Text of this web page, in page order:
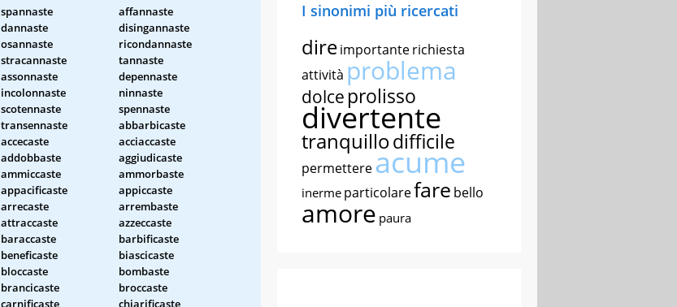
spannaste
affannaste
dannaste
disingannaste
osannaste
ricondannaste
stracannaste
tannaste
assonnaste
depennaste
incolonnaste
ninnaste
scotennaste
spennaste
transennaste
abbarbicaste
accecaste
acciaccaste
addobbaste
aggiudicaste
ammiccaste
ammorbaste
appacificaste
appiccaste
arrecaste
arrembaste
attraccaste
azzeccaste
baraccaste
barbificaste
beneficaste
biascicaste
bloccaste
bombaste
brancicaste
broccaste
carnificaste
chiarificaste
I sinonimi più ricercati
direimportanterichiesta
attività problema
dolce prolisso
divertente
tranquillodifficile
permettereacume
inerme particolarefare bello
amore paura